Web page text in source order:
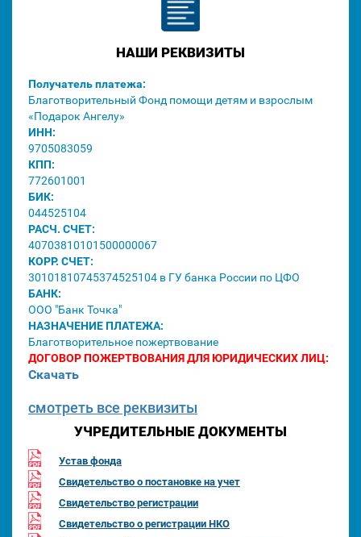
НАШИ РЕКВИЗИТЫ
Получатель платежа:
Благотворительный Фонд помощи детям и взрослым
«Подарок Ангелу»
ИНН:
9705083059
КПП:
772601001
БИК:
044525104
РАСЧ. СЧЕТ:
40703810101500000067
КОРР. СЧЕТ:
30101810745374525104 в ГУ банка России по ЦФО
БАНК:
ООО "Банк Точка"
НАЗНАЧЕНИЕ ПЛАТЕЖА:
Благотворительное пожертвование
ДОГОВОР ПОЖЕРТВОВАНИЯ ДЛЯ ЮРИДИЧЕСКИХ ЛИЦ:
Скачать
смотреть все реквизиты
УЧРЕДИТЕЛЬНЫЕ ДОКУМЕНТЫ
Устав фонда
Свидетельство о постановке на учет
Свидетельство регистрации
Свидетельство о регистрации НКО